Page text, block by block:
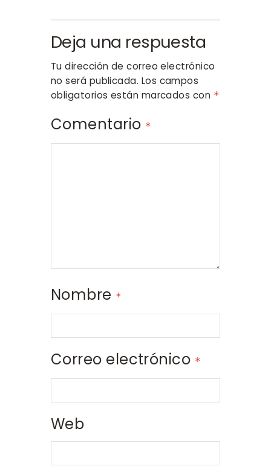
Deja una respuesta
Tu dirección de correo electrónico
no será publicada. Los campos
obligatorios están marcados con *
Comentario *
Nombre *
Correo electrónico *
Web